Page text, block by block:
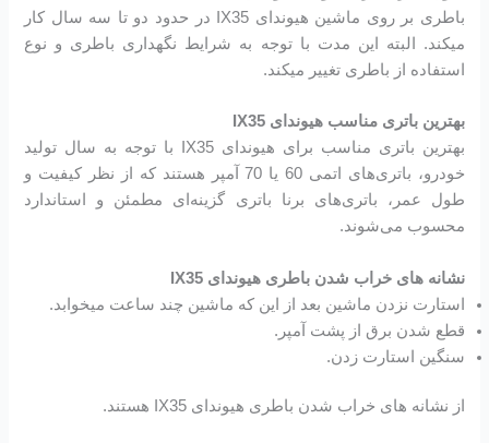
باطری بر روی ماشین هیوندای IX35 در حدود دو تا سه سال کار
میکند. البته این مدت با توجه به شرایط نگهداری باطری و نوع
استفاده از باطری تغییر میکند.
بهترین باتری مناسب هیوندای IX35
بهترین باتری مناسب برای هیوندای IX35 با توجه به سال تولید
خودرو، باتری‌های اتمی 60 یا 70 آمپر هستند که از نظر کیفیت و
طول عمر، باتری‌های برنا باتری گزینه‌ای مطمئن و استاندارد
محسوب می‌شوند.
نشانه های خراب شدن باطری هیوندای IX35
استارت نزدن ماشین بعد از این که ماشین چند ساعت میخوابد.
قطع شدن برق از پشت آمپر.
سنگین استارت زدن.
از نشانه های خراب شدن باطری هیوندای IX35 هستند.